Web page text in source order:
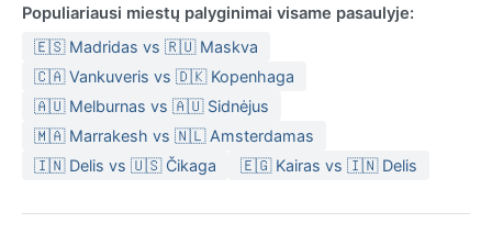
Populiariausi miestų palyginimai visame pasaulyje:
🇪🇸 Madridas vs 🇷🇺 Maskva
🇨🇦 Vankuveris vs 🇩🇰 Kopenhaga
🇦🇺 Melburnas vs 🇦🇺 Sidnėjus
🇲🇦 Marrakesh vs 🇳🇱 Amsterdamas
🇮🇳 Delis vs 🇺🇸 Čikaga
🇪🇬 Kairas vs 🇮🇳 Delis